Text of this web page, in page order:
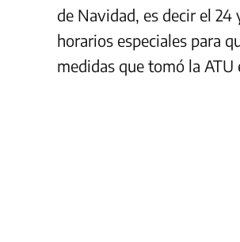
de Navidad, es decir el
horarios especiales para
medidas que tomó la